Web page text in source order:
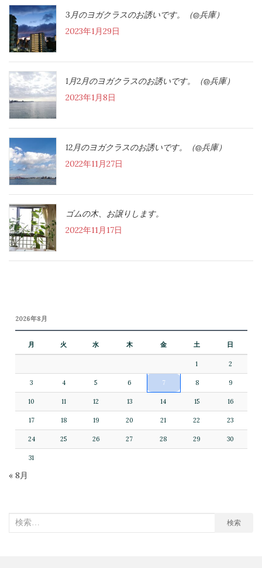
3月のヨガクラスのお誘いです。（@兵庫）
2023年1月29日
1月2月のヨガクラスのお誘いです。（@兵庫）
2023年1月8日
12月のヨガクラスのお誘いです。（@兵庫）
2022年11月27日
ゴムの木、お譲りします。
2022年11月17日
2026年8月
月 火 水 木 金 土 日
1 2
3 4 5 6 7 8 9
10 11 12 13 14 15 16
17 18 19 20 21 22 23
24 25 26 27 28 29 30
31
« 8月
検
検索